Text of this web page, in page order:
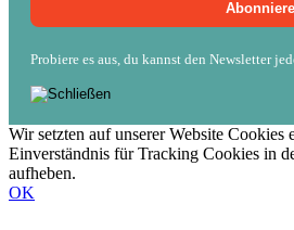
Probiere es aus, du kannst den Newsletter
Wir setzten auf unserer Website Cookies
Einverständnis für Tracking Cookies in
aufheben.
OK